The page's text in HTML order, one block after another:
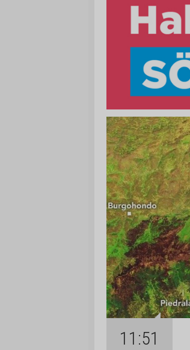
11:51